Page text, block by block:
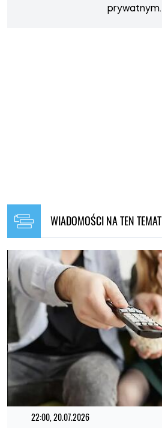
prywatnym.
WIADOMOŚCI NA TEN TEMAT
22:00, 20.07.2026